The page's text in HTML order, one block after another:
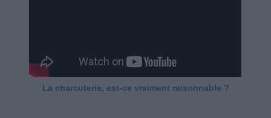
La charcuterie, est-ce vraiment raisonnable ?